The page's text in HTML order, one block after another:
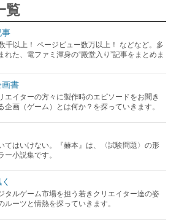
覧
千以上！ ページビュー数万以上！ などなど。多
れた、電ファミ渾身の“殿堂入り”記事をまとめま
書
エイターの方々に製作時のエピソードをお聞き
企画（ゲーム）とは何か？を探っていきます。
てはいけない。『赫本』は、〈試験問題〉の形
小説集です。
タルゲーム市場を担う若きクリエイター達の姿
ルーツと情熱を探っていきます。